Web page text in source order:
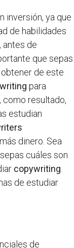
inversión, ya que
de habilidades
antes de
que sepas
de este
para
como resultado,
estudian
dinero. Sea
cuáles son
copywriting
de estudiar
de